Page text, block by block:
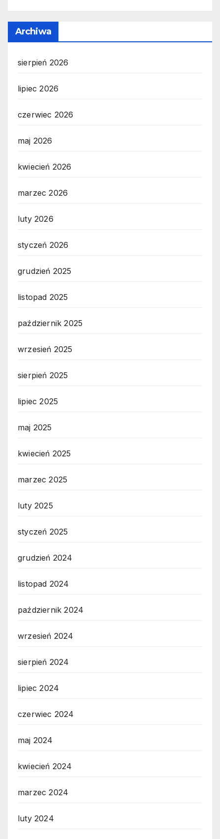
Archiwa
sierpień 2026
lipiec 2026
czerwiec 2026
maj 2026
kwiecień 2026
marzec 2026
luty 2026
styczeń 2026
grudzień 2025
listopad 2025
październik 2025
wrzesień 2025
sierpień 2025
lipiec 2025
maj 2025
kwiecień 2025
marzec 2025
luty 2025
styczeń 2025
grudzień 2024
listopad 2024
październik 2024
wrzesień 2024
sierpień 2024
lipiec 2024
czerwiec 2024
maj 2024
kwiecień 2024
marzec 2024
luty 2024